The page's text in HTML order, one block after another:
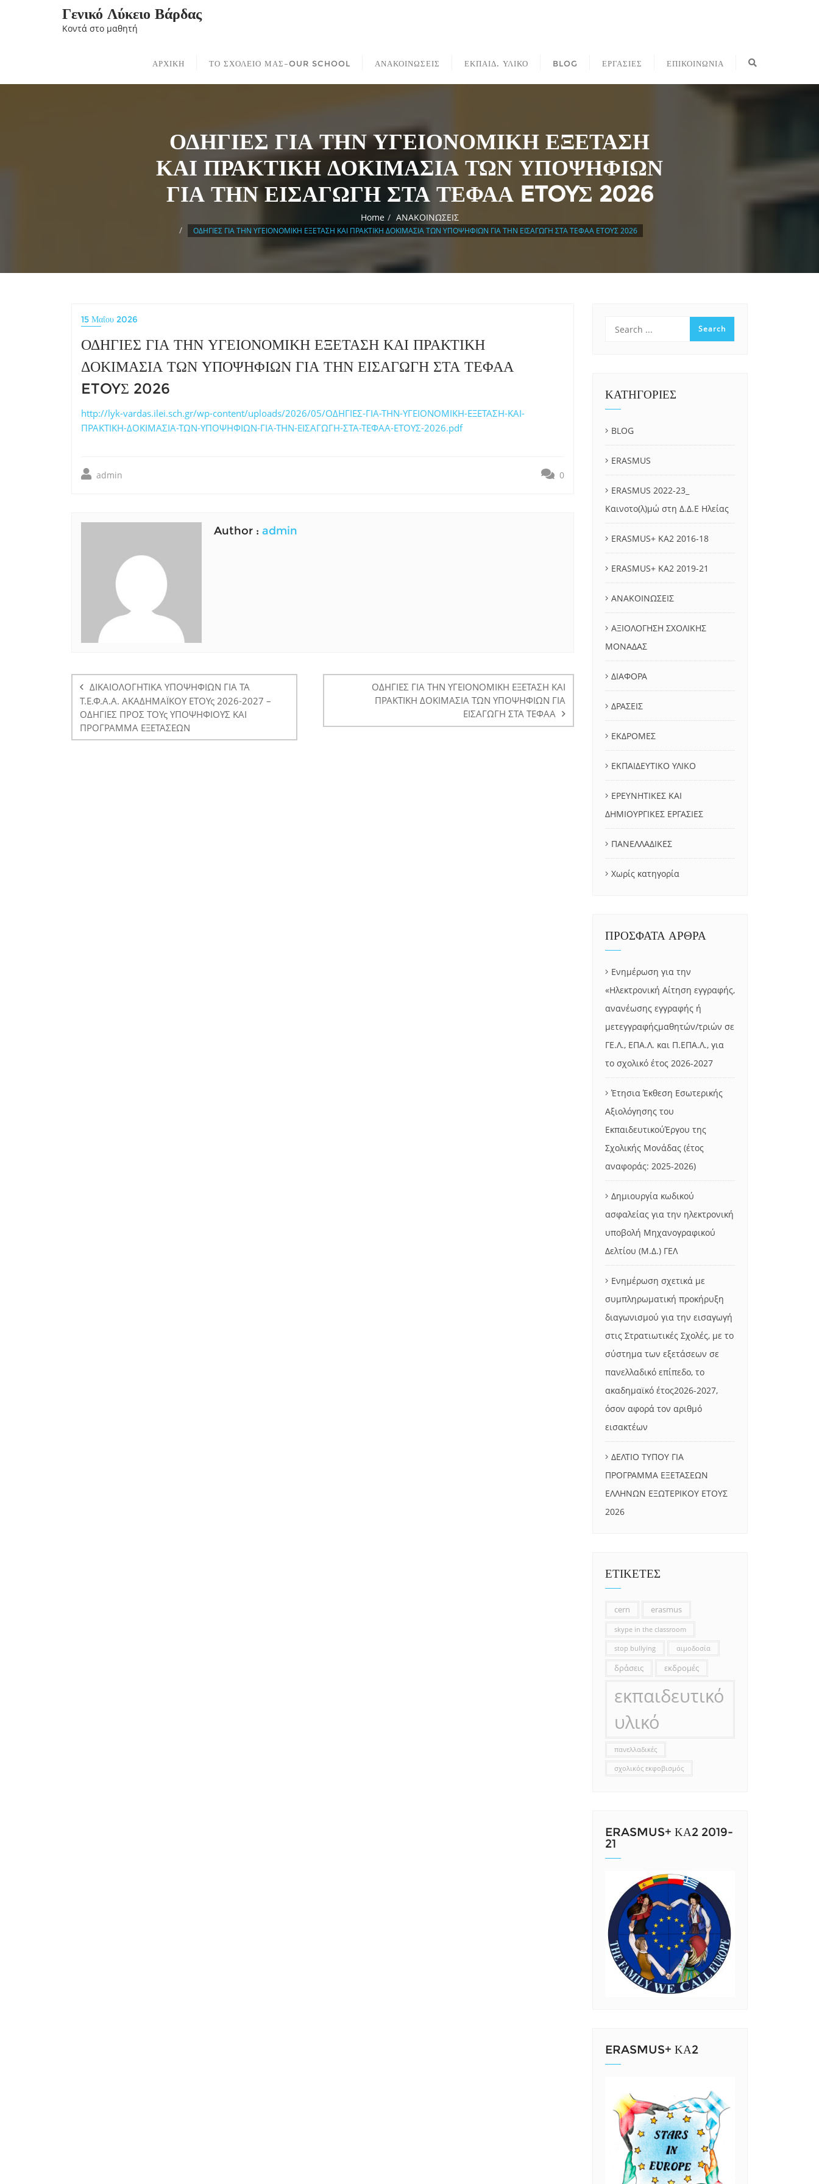
Γενικό Λύκειο Βάρδας
Κοντά στο μαθητή
ΑΡΧΙΚΗ ΤΟ ΣΧΟΛΕΙΟ ΜΑΣ–OUR SCHOOL ΑΝΑΚΟΙΝΩΣΕΙΣ ΕΚΠΑΙΔ. ΥΛΙΚΟ BLOG ΕΡΓΑΣΙΕΣ ΕΠΙΚΟΙΝΩΝΙΑ
ΟΔΗΓΙΕΣ ΓΙΑ ΤΗΝ ΥΓΕΙΟΝΟΜΙΚΗ ΕΞΕΤΑΣΗ
ΚΑΙ ΠΡΑΚΤΙΚΗ ΔΟΚΙΜΑΣΙΑ ΤΩΝ ΥΠΟΨΗΦΙΩΝ
ΓΙΑ ΤΗΝ ΕΙΣΑΓΩΓΗ ΣΤΑ ΤΕΦΑΑ ETOYΣ 2026
Home ΑΝΑΚΟΙΝΩΣΕΙΣ
ΟΔΗΓΙΕΣ ΓΙΑ ΤΗΝ ΥΓΕΙΟΝΟΜΙΚΗ ΕΞΕΤΑΣΗ ΚΑΙ ΠΡΑΚΤΙΚΗ ΔΟΚΙΜΑΣΙΑ ΤΩΝ ΥΠΟΨΗΦΙΩΝ ΓΙΑ ΤΗΝ ΕΙΣΑΓΩΓΗ ΣΤΑ ΤΕΦΑΑ ETOYΣ 2026
15 Μαΐου 2026
ΟΔΗΓΙΕΣ ΓΙΑ ΤΗΝ ΥΓΕΙΟΝΟΜΙΚΗ ΕΞΕΤΑΣΗ ΚΑΙ ΠΡΑΚΤΙΚΗ
ΔΟΚΙΜΑΣΙΑ ΤΩΝ ΥΠΟΨΗΦΙΩΝ ΓΙΑ ΤΗΝ ΕΙΣΑΓΩΓΗ ΣΤΑ ΤΕΦΑΑ
ETOYΣ 2026
http://lyk-vardas.ilei.sch.gr/wp-content/uploads/2026/05/ΟΔΗΓΙΕΣ-ΓΙΑ-ΤΗΝ-ΥΓΕΙΟΝΟΜΙΚΗ-ΕΞΕΤΑΣΗ-ΚΑΙ-
ΠΡΑΚΤΙΚΗ-ΔΟΚΙΜΑΣΙΑ-ΤΩΝ-ΥΠΟΨΗΦΙΩΝ-ΓΙΑ-ΤΗΝ-ΕΙΣΑΓΩΓΗ-ΣΤΑ-ΤΕΦΑΑ-ETOYΣ-2026.pdf
admin 0
Author :admin
Πλοήγηση
άρθρων
ΔΙΚΑΙΟΛΟΓΗΤΙΚΑ ΥΠΟΨΗΦΙΩΝ ΓΙΑ ΤΑ
Τ.Ε.Φ.Α.Α. ΑΚΑΔΗΜΑΪΚΟΥ ΕΤΟΥς 2026-2027 –
ΟΔΗΓΙΕΣ ΠΡΟΣ ΤΟΥς ΥΠΟΨΗΦΙΟΥΣ ΚΑΙ
ΠΡΟΓΡΑΜΜΑ ΕΞΕΤΑΣΕΩΝ
ΟΔΗΓΙΕΣ ΓΙΑ ΤΗΝ ΥΓΕΙΟΝΟΜΙΚΗ ΕΞΕΤΑΣΗ ΚΑΙ
ΠΡΑΚΤΙΚΗ ΔΟΚΙΜΑΣΙΑ ΤΩΝ ΥΠΟΨΗΦΙΩΝ ΓΙΑ
ΕΙΣΑΓΩΓΗ ΣΤΑ ΤΕΦΑΑ
ΚΑΤΗΓΟΡΙΕΣ
BLOG
ERASMUS
ERASMUS 2022-23_
Καινοτο(λ)μώ στη Δ.Δ.Ε Ηλείας
ERASMUS+ KA2 2016-18
ERASMUS+ KA2 2019-21
ΑΝΑΚΟΙΝΩΣΕΙΣ
ΑΞΙΟΛΟΓΗΣΗ ΣΧΟΛΙΚΗΣ
ΜΟΝΑΔΑΣ
ΔΙΑΦΟΡΑ
ΔΡΑΣΕΙΣ
ΕΚΔΡΟΜΕΣ
ΕΚΠΑΙΔΕΥΤΙΚΟ ΥΛΙΚΟ
ΕΡΕΥΝΗΤΙΚΕΣ ΚΑΙ
ΔΗΜΙΟΥΡΓΙΚΕΣ ΕΡΓΑΣΙΕΣ
ΠΑΝΕΛΛΑΔΙΚΕΣ
Χωρίς κατηγορία
ΠΡΟΣΦΑΤΑ ΑΡΘΡΑ
Ενημέρωση για την
«Ηλεκτρονική Αίτηση εγγραφής,
ανανέωσης εγγραφής ή
μετεγγραφήςμαθητών/τριών σε
ΓΕ.Λ., ΕΠΑ.Λ. και Π.ΕΠΑ.Λ., για
το σχολικό έτος 2026-2027
Έτησια Έκθεση Εσωτερικής
Αξιολόγησης του
ΕκπαιδευτικούΈργου της
Σχολικής Μονάδας (έτος
αναφοράς: 2025-2026)
Δημιουργία κωδικού
ασφαλείας για την ηλεκτρονική
υποβολή Μηχανογραφικού
Δελτίου (Μ.Δ.) ΓΕΛ
Ενημέρωση σχετικά με
συμπληρωματική προκήρυξη
διαγωνισμού για την εισαγωγή
στις Στρατιωτικές Σχολές, με το
σύστημα των εξετάσεων σε
πανελλαδικό επίπεδο, το
ακαδημαϊκό έτος2026-2027,
όσον αφορά τον αριθμό
εισακτέων
ΔΕΛΤΙΟ ΤΥΠΟΥ ΓΙΑ
ΠΡΟΓΡΑΜΜΑ ΕΞΕΤΑΣΕΩΝ
ΕΛΛΗΝΩΝ ΕΞΩΤΕΡΙΚΟΥ ΕΤΟΥΣ
2026
ΕΤΙΚΕΤΕΣ
cern erasmus
skype in the classroom
stop bullying αιμοδοσία
δράσεις εκδρομές
εκπαιδευτικό
υλικό
πανελλαδικές
σχολικός εκφοβισμός
ERASMUS+ ΚΑ2 2019-
21
ERASMUS+ ΚΑ2